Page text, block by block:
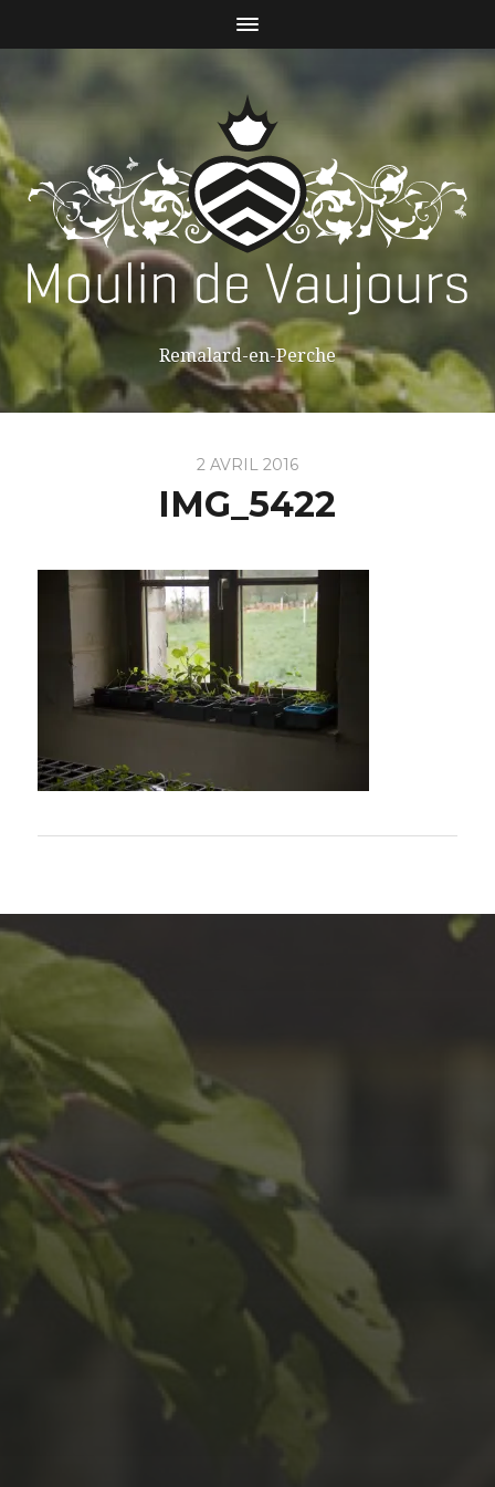
Remalard-en-Perche
2 AVRIL 2016
IMG_5422